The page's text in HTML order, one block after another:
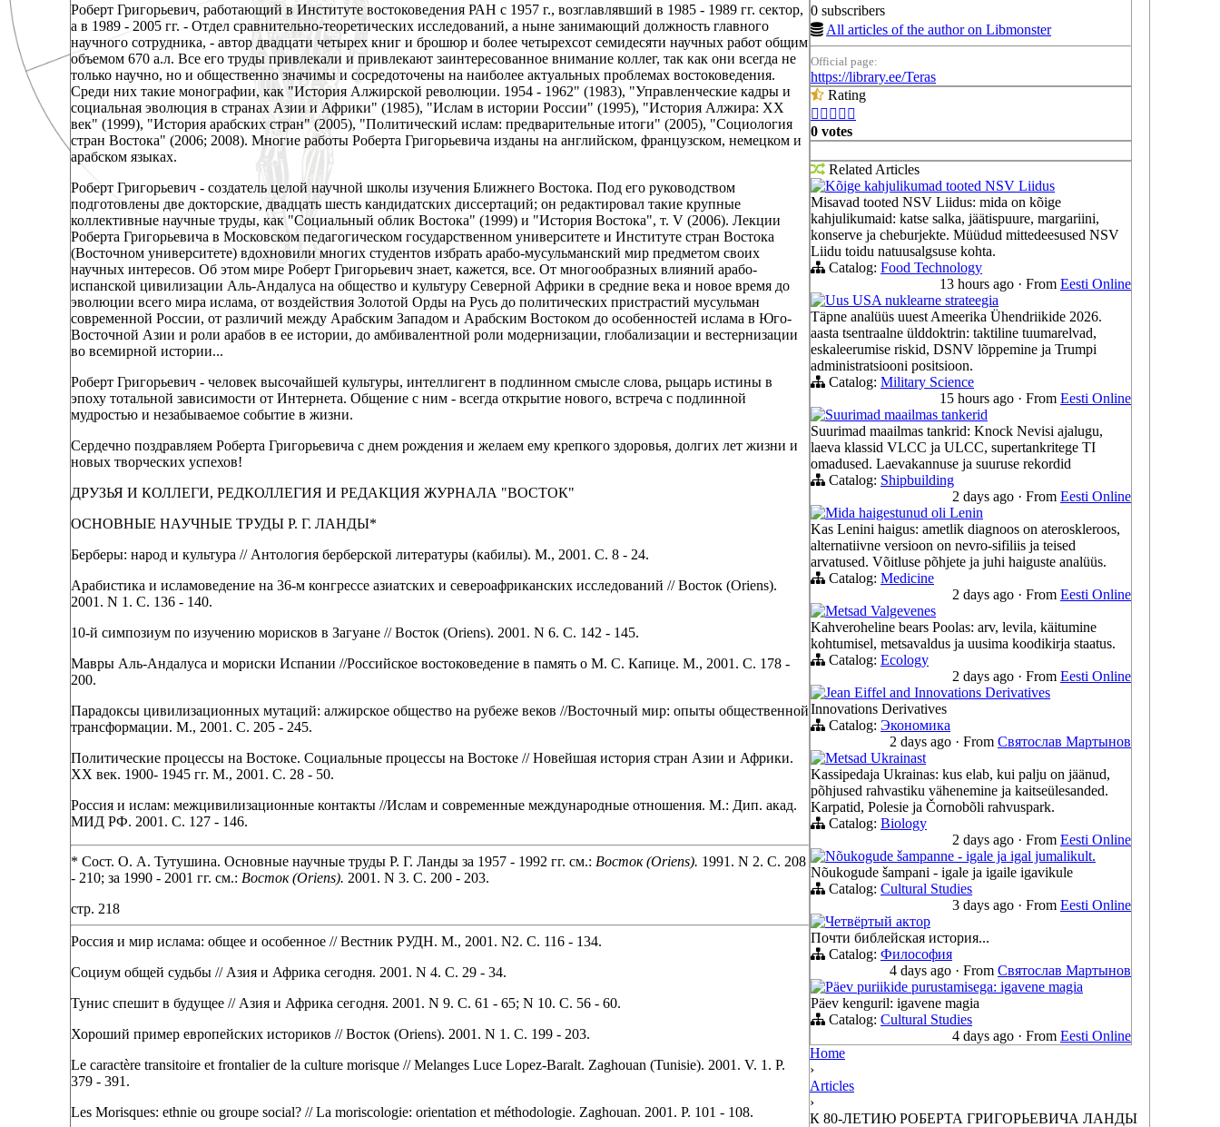
Роберт Григорьевич, работающий в Институте востоковедения РАН с 1957 г., возглавлявший в 1985 - 1989 гг. сектор,
а в 1989 - 2005 гг. - Отдел сравнительно-теоретических исследований, а ныне занимающий должность главного
научного сотрудника, - автор двадцати четырех книг и брошюр и более четырехсот семидесяти научных работ общим
объемом 670 а.л. Все его труды привлекали и привлекают заинтересованное внимание коллег, так как они всегда не
только научно, но и общественно значимы и сосредоточены на наиболее актуальных проблемах востоковедения.
Среди них такие монографии, как "История Алжирской революции. 1954 - 1962" (1983), "Управленческие кадры и
социальная эволюция в странах Азии и Африки" (1985), "Ислам в истории России" (1995), "История Алжира: XX
век" (1999), "История арабских стран" (2005), "Политический ислам: предварительные итоги" (2005), "Социология
стран Востока" (2006; 2008). Многие работы Роберта Григорьевича изданы на английском, французском, немецком и
арабском языках.
Роберт Григорьевич - создатель целой научной школы изучения Ближнего Востока. Под его руководством
подготовлены две докторские, двадцать шесть кандидатских диссертаций; он редактировал такие крупные
коллективные научные труды, как "Социальный облик Востока" (1999) и "История Востока", т. V (2006). Лекции
Роберта Григорьевича в Московском педагогическом государственном университете и Институте стран Востока
(Восточном университете) вдохновили многих студентов избрать арабо-мусульманский мир предметом своих
научных интересов. Об этом мире Роберт Григорьевич знает, кажется, все. От многообразных влияний арабо-
испанской цивилизации Аль-Андалуса на общество и культуру Северной Африки в средние века и новое время до
эволюции всего мира ислама, от воздействия Золотой Орды на Русь до политических пристрастий мусульман
современной России, от различий между Арабским Западом и Арабским Востоком до особенностей ислама в Юго-
Восточной Азии и роли арабов в ее истории, до амбивалентной роли модернизации, глобализации и вестернизации
во всемирной истории...
Роберт Григорьевич - человек высочайшей культуры, интеллигент в подлинном смысле слова, рыцарь истины в
эпоху тотальной зависимости от Интернета. Общение с ним - всегда открытие нового, встреча с подлинной
мудростью и незабываемое событие в жизни.
Сердечно поздравляем Роберта Григорьевича с днем рождения и желаем ему крепкого здоровья, долгих лет жизни и
новых творческих успехов!
ДРУЗЬЯ И КОЛЛЕГИ, РЕДКОЛЛЕГИЯ И РЕДАКЦИЯ ЖУРНАЛА "ВОСТОК"
ОСНОВНЫЕ НАУЧНЫЕ ТРУДЫ Р. Г. ЛАНДЫ*
Берберы: народ и культура // Антология берберской литературы (кабилы). М., 2001. С. 8 - 24.
Арабистика и исламоведение на 36-м конгрессе азиатских и североафриканских исследований // Восток (Oriens).
2001. N 1. С. 136 - 140.
10-й симпозиум по изучению морисков в Загуане // Восток (Oriens). 2001. N 6. С. 142 - 145.
Мавры Аль-Андалуса и мориски Испании //Российское востоковедение в память о М. С. Капице. М., 2001. С. 178 -
200.
Парадоксы цивилизационных мутаций: алжирское общество на рубеже веков //Восточный мир: опыты общественной
трансформации. М., 2001. С. 205 - 245.
Политические процессы на Востоке. Социальные процессы на Востоке // Новейшая история стран Азии и Африки.
XX век. 1900- 1945 гг. М., 2001. С. 28 - 50.
Россия и ислам: межцивилизационные контакты //Ислам и современные международные отношения. М.: Дип. акад.
МИД РФ. 2001. С. 127 - 146.
* Сост. О. А. Тутушина. Основные научные труды Р. Г. Ланды за 1957 - 1992 гг. см.: Восток (Oriens). 1991. N 2. С. 208
- 210; за 1990 - 2001 гг. см.: Восток (Oriens). 2001. N 3. С. 200 - 203.
стр. 218
Россия и мир ислама: общее и особенное // Вестник РУДН. М., 2001. N2. С. 116 - 134.
Социум общей судьбы // Азия и Африка сегодня. 2001. N 4. С. 29 - 34.
Тунис спешит в будущее // Азия и Африка сегодня. 2001. N 9. С. 61 - 65; N 10. С. 56 - 60.
Хороший пример европейских историков // Восток (Oriens). 2001. N 1. С. 199 - 203.
Le caractère transitoire et frontalier de la culture morisque // Melanges Luce Lopez-Baralt. Zaghouan (Tunisie). 2001. V. 1. P.
379 - 391.
Les Morisques: ethnie ou groupe social? // La moriscologie: orientation et méthodologie. Zaghouan. 2001. P. 101 - 108.
0 subscribers
All articles of the author on Libmonster
Official page:
https://library.ee/Teras
Rating
    
0 votes
Related Articles
Kõige kahjulikumad tooted NSV Liidus
Misavad tooted NSV Liidus: mida on kõige
kahjulikumaid: katse salka, jäätispuure, margariini,
konserve ja cheburjekte. Müüdud mittedeesused NSV
Liidu toidu natuusalgsuse kohta.
Catalog: Food Technology
13 hours ago · From Eesti Online
Uus USA nuklearne strateegia
Täpne analüüs uuest Ameerika Ühendriikide 2026.
aasta tsentraalne ülddoktrin: taktiline tuumarelvad,
eskaleerumise riskid, DSNV lõppemine ja Trumpi
administratsiooni positsioon.
Catalog: Military Science
15 hours ago · From Eesti Online
Suurimad maailmas tankerid
Suurimad maailmas tankrid: Knock Nevisi ajalugu,
laeva klassid VLCC ja ULCC, supertankritege TI
omadused. Laevakannuse ja suuruse rekordid
Catalog: Shipbuilding
2 days ago · From Eesti Online
Mida haigestunud oli Lenin
Kas Lenini haigus: ametlik diagnoos on ateroskleroos,
alternatiivne versioon on nevro-sifiliis ja teised
arvatused. Võitluse põhjete ja juhi haiguste analüüs.
Catalog: Medicine
2 days ago · From Eesti Online
Metsad Valgevenes
Kahveroheline bears Poolas: arv, levila, käitumine
kohtumisel, metsavaldus ja uusima koodikirja staatus.
Catalog: Ecology
2 days ago · From Eesti Online
Jean Eiffel and Innovations Derivatives
Innovations Derivatives
Catalog: Экономика
2 days ago · From Святослав Мартынов
Metsad Ukrainast
Kassipedaja Ukrainas: kus elab, kui palju on jäänud,
põhjused rahvastiku vähenemine ja kaitseülesanded.
Karpatid, Polesie ja Čornobõli rahvuspark.
Catalog: Biology
2 days ago · From Eesti Online
Nõukogude šampanne - igale ja igal jumalikult.
Nõukogude šampani - igale ja igaile igavikule
Catalog: Cultural Studies
3 days ago · From Eesti Online
Четвёртый актор
Почти библейская история...
Catalog: Философия
4 days ago · From Святослав Мартынов
Päev puriikide purustamisega: igavene magia
Päev kenguril: igavene magia
Catalog: Cultural Studies
4 days ago · From Eesti Online
Home
›
Articles
›
К 80-ЛЕТИЮ РОБЕРТА ГРИГОРЬЕВИЧА ЛАНДЫ